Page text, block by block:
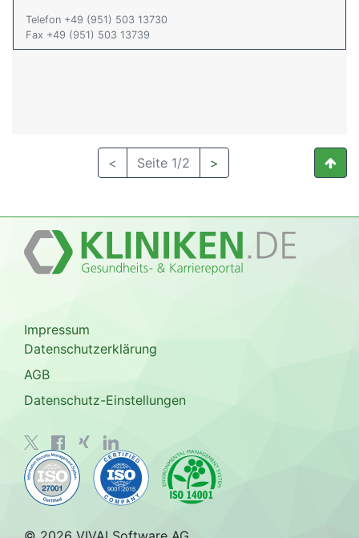
Telefon +49 (951) 503 13730
Fax +49 (951) 503 13739
< Seite 1/2 >
Impressum
Datenschutzerklärung
AGB
Datenschutz-Einstellungen